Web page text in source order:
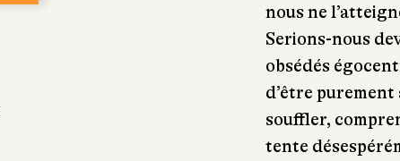
nous ne
Serions-nous
obsédés
d’être
souffler,
tente